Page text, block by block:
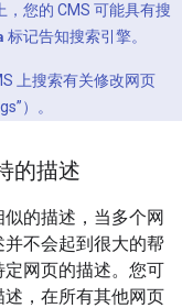
您的 CMS 可能具有搜
标记告知搜索引擎。
上搜索有关修改网页
）。
的描述
的描述，当多个网
不会起到很大的帮
网页的描述。您可
，在所有其他网页